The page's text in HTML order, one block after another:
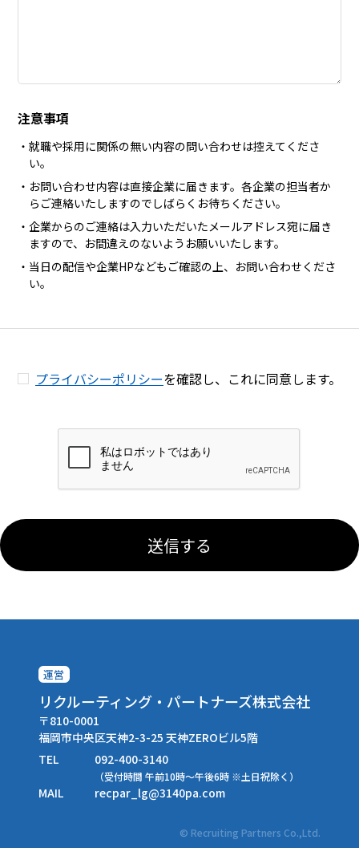
注意事項
就職や採用に関係の無い内容の問い合わせは控えてくださ
い。
お問い合わせ内容は直接企業に届きます。各企業の担当者か
らご連絡いたしますのでしばらくお待ちください。
企業からのご連絡は入力いただいたメールアドレス宛に届き
ますので、お間違えのないようお願いいたします。
当日の配信や企業HPなどもご確認の上、お問い合わせくださ
い。
プライバシーポリシーを確認し、 これに同意します。
送信する
運営
リクルーティング・パートナーズ株式会社
〒810-0001
福岡市中央区天神2-3-25 天神ZEROビル5階
TEL
092-400-3140
（受付時間 午前10時～午後6時 ※土日祝除く）
MAIL recpar_lg 3140pa.com
© Recruiting Partners Co.,Ltd.